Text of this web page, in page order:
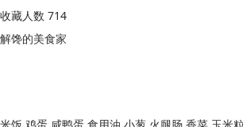
收藏人数 714
解馋的美食家